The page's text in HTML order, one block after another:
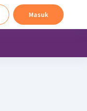
Masuk